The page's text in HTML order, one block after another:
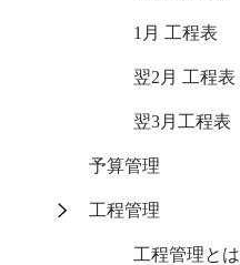
1月 工程表
翌2月 工程表
翌3月工程表
予算管理
工程管理
工程管理とは